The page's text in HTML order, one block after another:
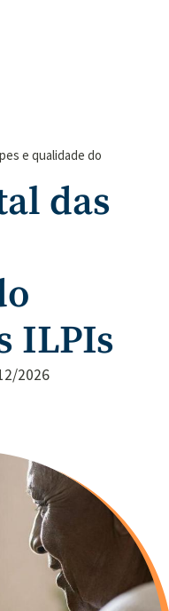
e qualidade do
das
ILPIs
2026